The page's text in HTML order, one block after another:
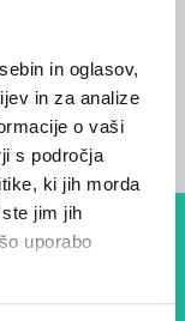
in oglasov,
in za analize
o vaši
s področja
ki jih morda
jim jih
uporabo
iz
kulture